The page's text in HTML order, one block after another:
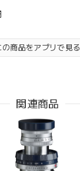
の商品をアプリで見る
関連商品